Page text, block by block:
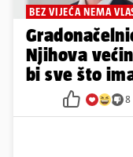
BEZ VIJEĆA NEMA
Njihova
bi sve što
8